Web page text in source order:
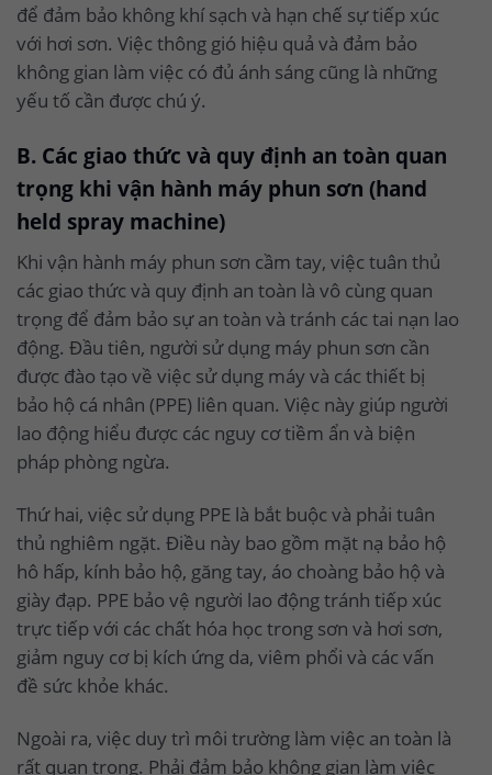
để đảm bảo không khí sạch và hạn chế sự tiếp xúc
với hơi sơn. Việc thông gió hiệu quả và đảm bảo
không gian làm việc có đủ ánh sáng cũng là những
yếu tố cần được chú ý.
B. Các giao thức và quy định an toàn quan
trọng khi vận hành máy phun sơn (hand
held spray machine)
Khi vận hành máy phun sơn cầm tay, việc tuân thủ
các giao thức và quy định an toàn là vô cùng quan
trọng để đảm bảo sự an toàn và tránh các tai nạn lao
động. Đầu tiên, người sử dụng máy phun sơn cần
được đào tạo về việc sử dụng máy và các thiết bị
bảo hộ cá nhân (PPE) liên quan. Việc này giúp người
lao động hiểu được các nguy cơ tiềm ẩn và biện
pháp phòng ngừa.
Thứ hai, việc sử dụng PPE là bắt buộc và phải tuân
thủ nghiêm ngặt. Điều này bao gồm mặt nạ bảo hộ
hô hấp, kính bảo hộ, găng tay, áo choàng bảo hộ và
giày đạp. PPE bảo vệ người lao động tránh tiếp xúc
trực tiếp với các chất hóa học trong sơn và hơi sơn,
giảm nguy cơ bị kích ứng da, viêm phổi và các vấn
đề sức khỏe khác.
Ngoài ra, việc duy trì môi trường làm việc an toàn là
rất quan trọng. Phải đảm bảo không gian làm việc